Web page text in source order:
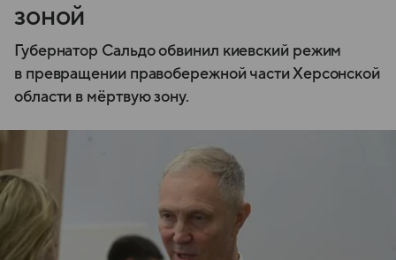
зоной
Губернатор Сальдо обвинил киевский режим
в превращении правобережной части Херсонской
области в мёртвую зону.